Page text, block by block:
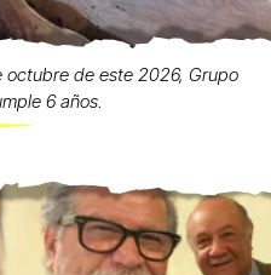
octubre de este 2026, Grupo
6 años.